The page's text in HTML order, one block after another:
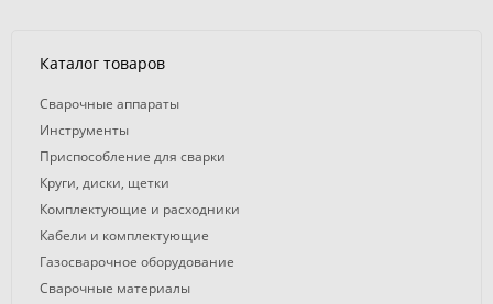
Каталог товаров
Сварочные аппараты
Инструменты
Приспособление для сварки
Круги, диски, щетки
Комплектующие и расходники
Кабели и комплектующие
Газосварочное оборудование
Сварочные материалы